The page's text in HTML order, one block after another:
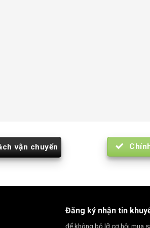
vận chuyển
Đăng ký nhận tin
để không bỏ lỡ cơ hội mua